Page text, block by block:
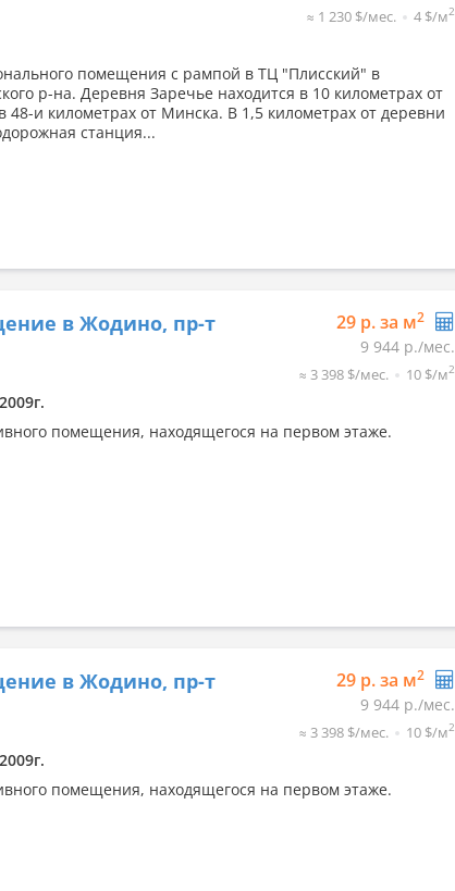
≈ 1 230 $/мес. 4 $/м2
помещения с рампой в ТЦ "Плисский" в
р-на. Деревня Заречье находится в 10 километрах от
48-и километрах от Минска. В 1,5 километрах от деревни
станция...
в Жодино, пр-т
29 р. за м2
9 944 р./мес.
≈ 3 398 $/мес. 10 $/м2
2009г.
помещения, находящегося на первом этаже.
в Жодино, пр-т
29 р. за м2
9 944 р./мес.
≈ 3 398 $/мес. 10 $/м2
2009г.
помещения, находящегося на первом этаже.